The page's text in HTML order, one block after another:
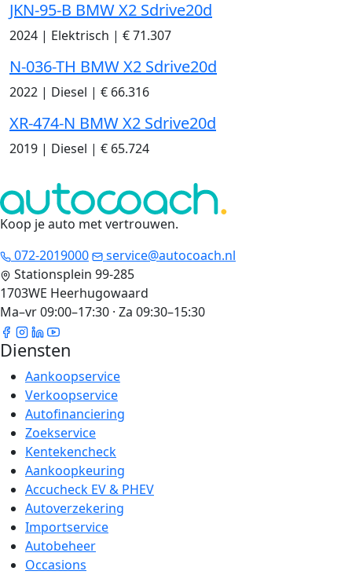
JKN-95-B BMW X2 Sdrive20d
2024 | Elektrisch | € 71.307
N-036-TH BMW X2 Sdrive20d
2022 | Diesel | € 66.316
XR-474-N BMW X2 Sdrive20d
2019 | Diesel | € 65.724
Koop je auto met vertrouwen.
072-2019000
service@autocoach.nl
Stationsplein 99-285
1703WE Heerhugowaard
Ma–vr 09:00–17:30 · Za 09:30–15:30
Diensten
Aankoopservice
Verkoopservice
Autofinanciering
Zoekservice
Kentekencheck
Aankoopkeuring
Accucheck EV & PHEV
Autoverzekering
Importservice
Autobeheer
Occasions